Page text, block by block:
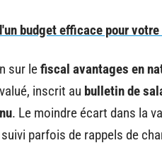
budget efficace pour
sur lefiscal avantages en
inscrit au bulletin de
. Le moindre écart dans la
parfois de rappels de